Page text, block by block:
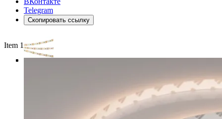
Telegram
Скопировать ссылку
Item 1 of 4